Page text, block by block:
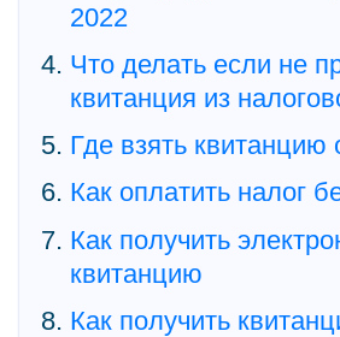
2022
Что делать если не
квитанция из
Где взять квитанцию
Как оплатить налог
Как получить
квитанцию
Как получить